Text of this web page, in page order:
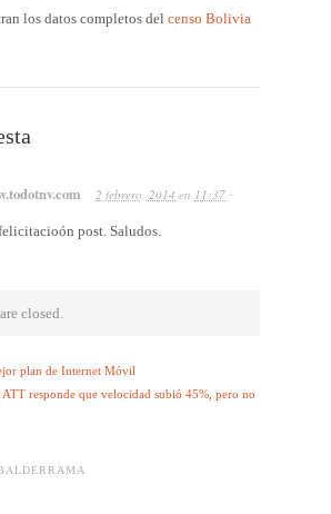
los datos completos del censo Bolivia
2 febrero, 2014 en 11:37 ·
post. Saludos.
closed.
plan de Internet Móvil
ATT responde que velocidad subió 45%, pero no